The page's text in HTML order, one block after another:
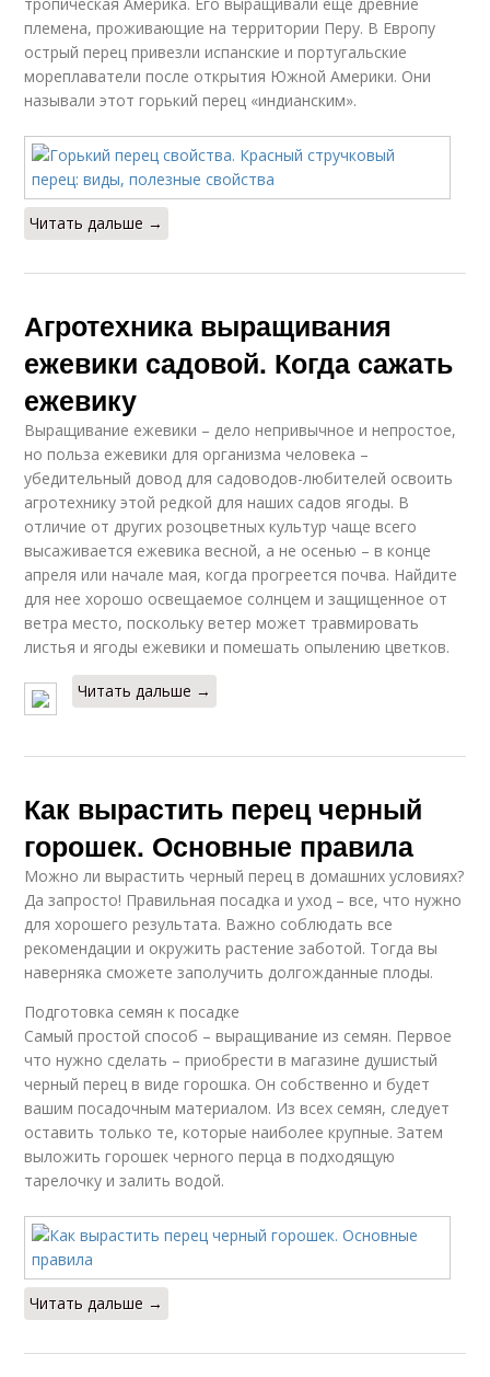
племена, проживающие на территории Перу. В Европу
острый перец привезли испанские и португальские
мореплаватели после открытия Южной Америки. Они
называли этот горький перец «индианским».
Читать дальше →
Агротехника выращивания
ежевики садовой. Когда сажать
ежевику
Выращивание ежевики – дело непривычное и непростое,
но польза ежевики для организма человека –
убедительный довод для садоводов-любителей освоить
агротехнику этой редкой для наших садов ягоды. В
отличие от других розоцветных культур чаще всего
высаживается ежевика весной, а не осенью – в конце
апреля или начале мая, когда прогреется почва. Найдите
для нее хорошо освещаемое солнцем и защищенное от
ветра место, поскольку ветер может травмировать
листья и ягоды ежевики и помешать опылению цветков.
Читать дальше →
Как вырастить перец черный
горошек. Основные правила
Можно ли вырастить черный перец в домашних условиях?
Да запросто! Правильная посадка и уход – все, что нужно
для хорошего результата. Важно соблюдать все
рекомендации и окружить растение заботой. Тогда вы
наверняка сможете заполучить долгожданные плоды.
Подготовка семян к посадке
Самый простой способ – выращивание из семян. Первое
что нужно сделать – приобрести в магазине душистый
черный перец в виде горошка. Он собственно и будет
вашим посадочным материалом. Из всех семян, следует
оставить только те, которые наиболее крупные. Затем
выложить горошек черного перца в подходящую
тарелочку и залить водой.
Читать дальше →